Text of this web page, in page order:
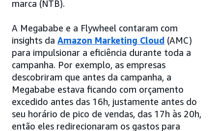
marca (NTB).
A Megababe e a Flywheel contaram com
insights da Amazon Marketing Cloud (AMC)
para impulsionar a eficiência durante toda a
campanha. Por exemplo, as empresas
descobriram que antes da campanha, a
Megababe estava ficando com orçamento
excedido antes das 16h, justamente antes do
seu horário de pico de vendas, das 17h às 20h,
então eles redirecionaram os gastos para